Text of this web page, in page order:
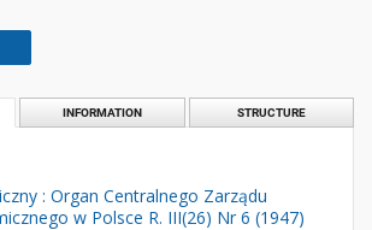
INFORMATION STRUCTURE
: Organ Centralnego Zarządu
w Polsce R. III(26) Nr 6 (1947)